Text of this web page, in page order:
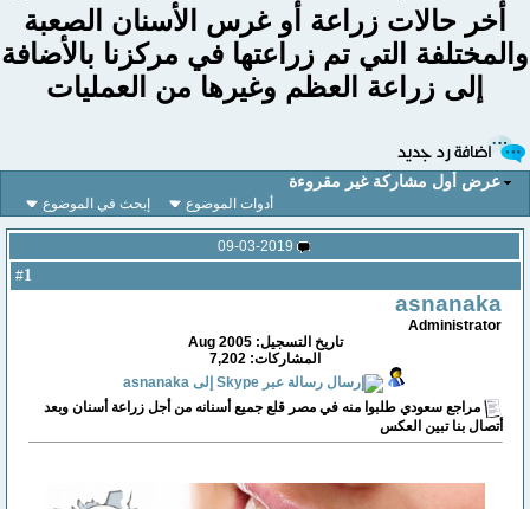
أخر حالات زراعة أو غرس الأسنان الصعبة
التي تم زراعتها في مركزنا بالأضافة
إلى زراعة العظم وغيرها من العمليات
عرض أول مشاركة غير مقروءة
أدوات الموضوع إبحث في الموضوع
09-03-2019
asnanaka
Administrator
تاريخ التسجيل: Aug 2005
المشاركات: 7,202
مراجع سعودي طلبوا منه في مصر قلع جميع أسنانه من أجل زراعة أسنان وبعد
أتصال بنا تبين العكس